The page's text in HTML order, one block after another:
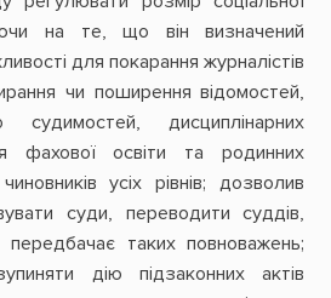
на те, що він визначений
для покарання журналістів
чи поширення відомостей,
судимостей, дисциплінарних
фахової освіти та родинних
усіх рівнів; дозволив
суди, переводити суддів,
передбачає таких повноважень;
дію підзаконних актів